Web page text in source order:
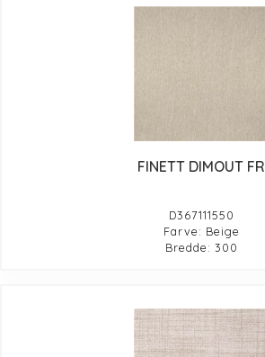
FINETT DIMOUT FR
D367111550
Farve: Beige
Bredde: 300